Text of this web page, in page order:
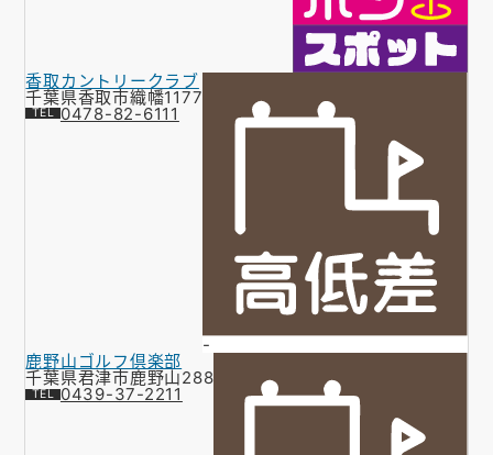
香取カントリークラブ
千葉県香取市織幡1177
0478-82-6111
-
鹿野山ゴルフ倶楽部
千葉県君津市鹿野山288
0439-37-2211